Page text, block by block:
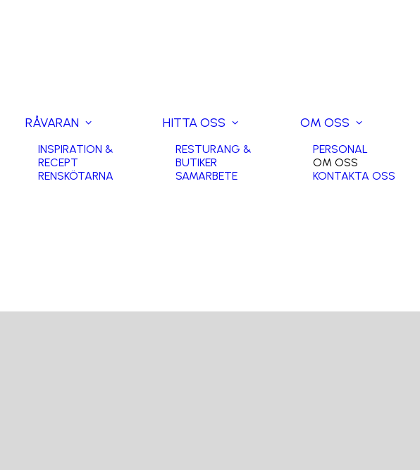
RÅVARAN
INSPIRATION &
RECEPT
RENSKÖTARNA
HITTA OSS
RESTURANG &
BUTIKER
SAMARBETE
OM OSS
PERSONAL
OM OSS
KONTAKTA OSS